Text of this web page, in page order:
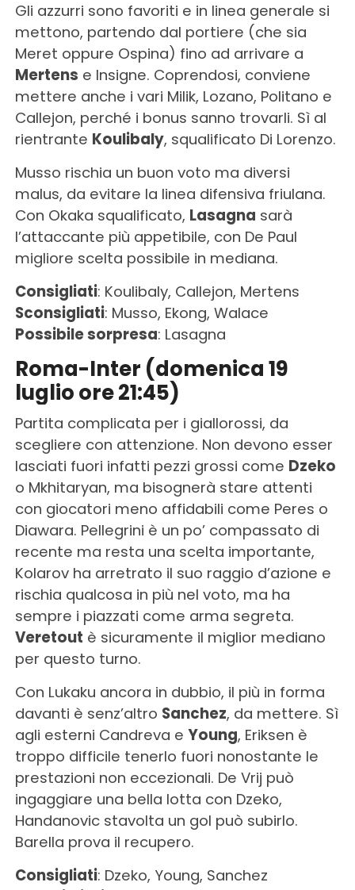
Gli azzurri sono favoriti e in linea generale si
mettono, partendo dal portiere (che sia
Meret oppure Ospina) fino ad arrivare a
Mertens e Insigne. Coprendosi, conviene
mettere anche i vari Milik, Lozano, Politano e
Callejon, perché i bonus sanno trovarli. Sì al
rientrante Koulibaly, squalificato Di Lorenzo.
Musso rischia un buon voto ma diversi
malus, da evitare la linea difensiva friulana.
Con Okaka squalificato, Lasagna sarà
l’attaccante più appetibile, con De Paul
migliore scelta possibile in mediana.
Consigliati: Koulibaly, Callejon, Mertens
Sconsigliati: Musso, Ekong, Walace
Possibile sorpresa: Lasagna
Roma-Inter (domenica 19
luglio ore 21:45)
Partita complicata per i giallorossi, da
scegliere con attenzione. Non devono esser
lasciati fuori infatti pezzi grossi come Dzeko
o Mkhitaryan, ma bisognerà stare attenti
con giocatori meno affidabili come Peres o
Diawara. Pellegrini è un po’ compassato di
recente ma resta una scelta importante,
Kolarov ha arretrato il suo raggio d’azione e
rischia qualcosa in più nel voto, ma ha
sempre i piazzati come arma segreta.
Veretout è sicuramente il miglior mediano
per questo turno.
Con Lukaku ancora in dubbio, il più in forma
davanti è senz’altro Sanchez, da mettere. Sì
agli esterni Candreva e Young, Eriksen è
troppo difficile tenerlo fuori nonostante le
prestazioni non eccezionali. De Vrij può
ingaggiare una bella lotta con Dzeko,
Handanovic stavolta un gol può subirlo.
Barella prova il recupero.
Consigliati: Dzeko, Young, Sanchez